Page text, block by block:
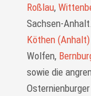
Roßlau,
Sachsen-
Köthen (Anhalt)
Wolfen,
sowie die